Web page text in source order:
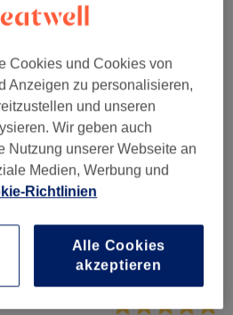
684 Bewertungen
Cookies und Cookies von
Anzeigen zu personalisieren,
und unseren
Wir geben auch
Nutzung unserer Webseite an
Medien, Werbung und
Richtlinien
Alle Cookies
akzeptieren